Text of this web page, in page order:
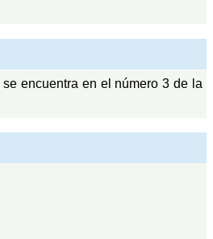
se encuentra en el número 3 de la